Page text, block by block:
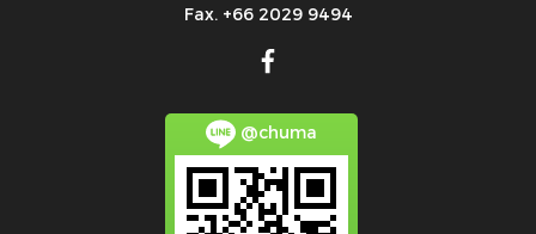
Fax. +66 2029 9494
@chuma